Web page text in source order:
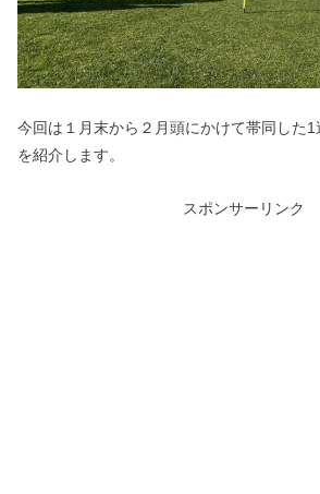
今回は１月末から２月頭にかけて帯同した
を紹介します。
スポンサーリンク